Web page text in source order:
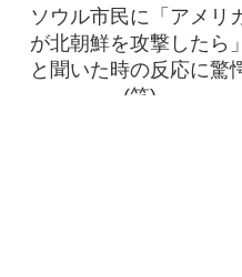
ソウル市民に「アメリ
が北朝鮮を攻撃したら
と聞いた時の反応に驚
(笑)